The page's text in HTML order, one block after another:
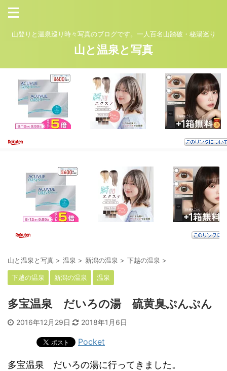
山登りと温泉巡り時々写真のブログです。一人百名山踏破・秘湯巡り
山と温泉と写真
山と温泉と写真 > 温泉 > 新潟の温泉 > 下越の温泉 >
下越の温泉 新潟の温泉 温泉
多宝温泉 だいろの湯 硫黄臭ぷんぷん
2016年12月29日 2018年1月6日
Pocket
多宝温泉 だいろの湯に行ってきました。